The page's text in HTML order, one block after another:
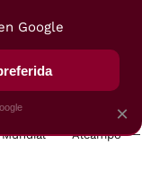
VEGUI
Mundial Alcampo
×
Google